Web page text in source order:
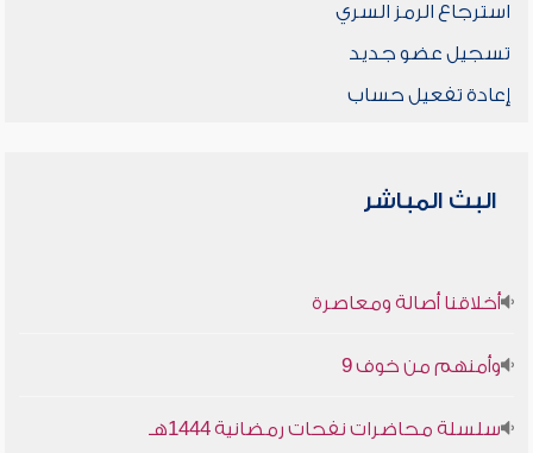
استرجاع الرمز السري
تسجيل عضو جديد
إعادة تفعيل حساب
البث المباشر
أخلاقنا أصالة ومعاصرة
وأمنهم من خوف 9
سلسلة محاضرات نفحات رمضانية 1444هـ